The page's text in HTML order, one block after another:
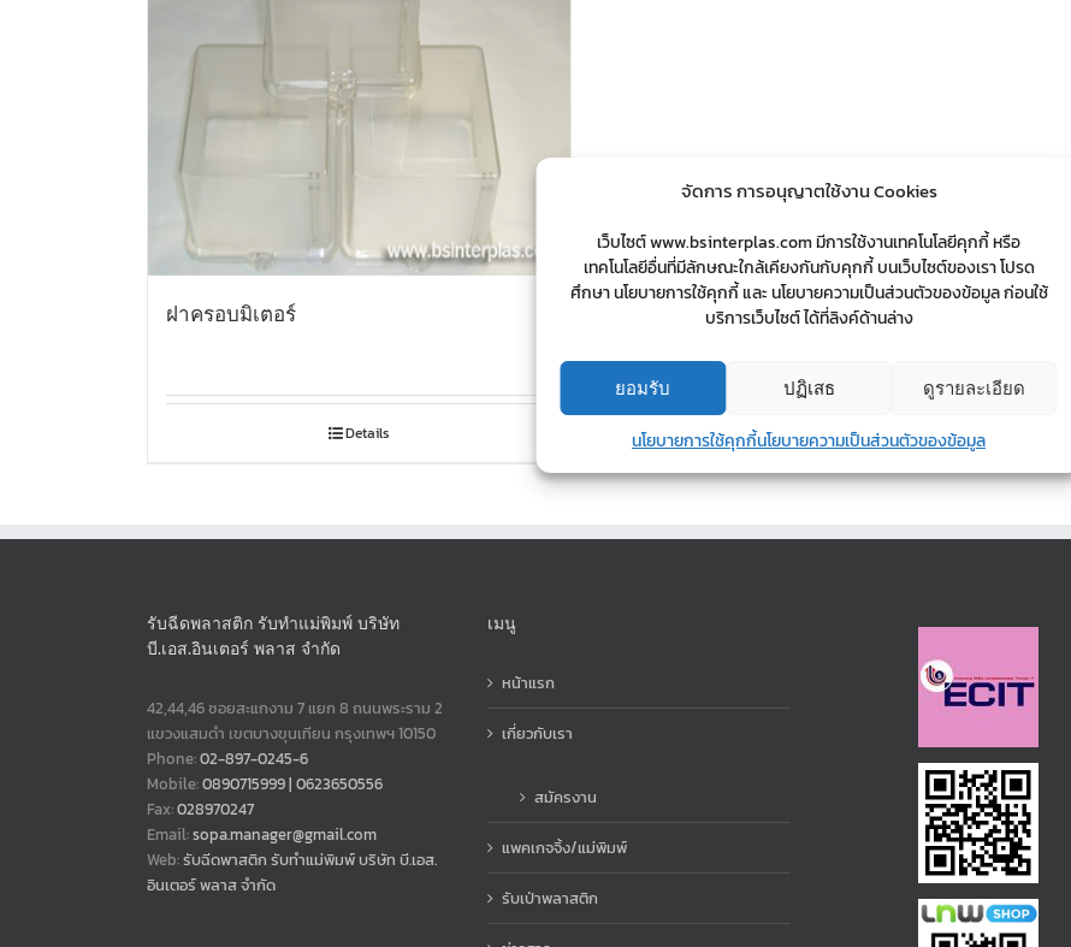
จัดการ การอนุญาตใช้งาน Cookies
เว็บไซต์ www.bsinterplas.com มีการใช้งานเทคโนโลยีคุกกี้ หรือ
เทคโนโลยีอื่นที่มีลักษณะใกล้เคียงกันกับคุกกี้ บนเว็บไซต์ของเรา โปรด
ศึกษา นโยบายการใช้คุกกี้ และ นโยบายความเป็นส่วนตัวของข้อมูล ก่อนใช้
บริการเว็บไซต์ ได้ที่ลิงค์ด้านล่าง
ยอมรับ ปฏิเสธ ดูรายละเอียด
นโยบายการใช้คุกกี้นโยบายความเป็นส่วนตัวของข้อมูล
ฝาครอบมิเตอร์
Details
รับฉีดพลาสติก รับทำแม่พิมพ์ บริษัท
บี.เอส.อินเตอร์ พลาส จำกัด
42,44,46 ซอยสะแกงาม 7 แยก 8 ถนนพระราม 2
แขวงแสมดำ เขตบางขุนเทียน กรุงเทพฯ 10150
Phone:02-897-0245-6
Mobile:0890715999 | 0623650556
Fax:028970247
Email:sopa.manager@gmail.com
Web:รับฉีดพาสติก รับทำแม่พิมพ์ บริษัท บี.เอส.
อินเตอร์ พลาส จำกัด
เมนู
หน้าแรก
เกี่ยวกับเรา
สมัครงาน
แพคเกจจิ้ง/แม่พิมพ์
รับเป่าพลาสติก